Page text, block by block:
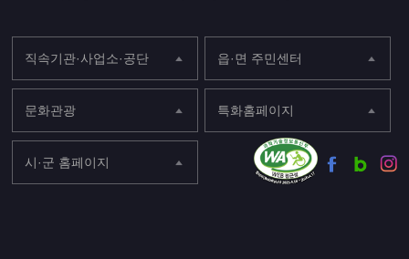
직속기관·사업소·공단 읍·면 주민센터
문화관광 특화홈페이지
시·군 홈페이지